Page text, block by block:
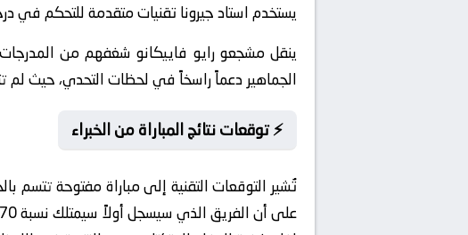
يستخدم استاد جيرونا تقنيات متقدمة للتحكم في
ينقل مشجعو رايو فاييكانو شغفهم من
الجماهير دعماً راسخاً في لحظات التحدي، حيث
⚡ توقعات نتائج المباراة من الخبراء
تُشير التوقعات التقنية إلى مباراة مفتوحة تتسم